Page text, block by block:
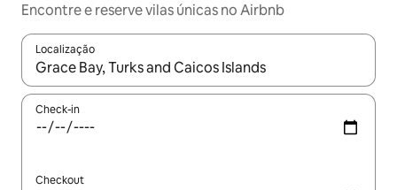
Encontre e reserve vilas únicas no Airbnb
Localização
Quando os resultados estiverem disponíveis, explore-os
Check-in
Checkout